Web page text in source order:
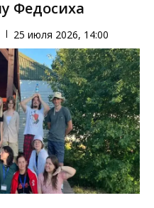
Федосиха
25 июля 2026, 14:00